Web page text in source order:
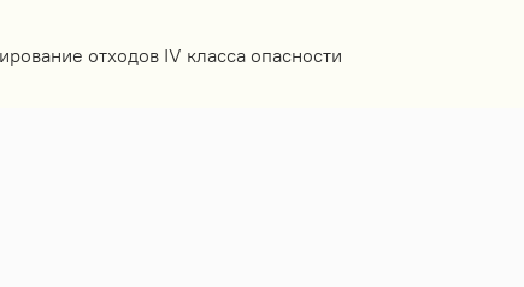
отходов IV класса опасности